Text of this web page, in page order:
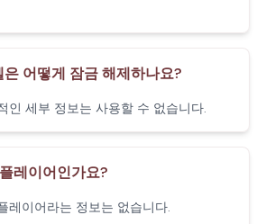
은 어떻게 잠금 해제하나요?
인 세부 정보는 사용할 수 없습니다.
레이어인가요?
레이어라는 정보는 없습니다.